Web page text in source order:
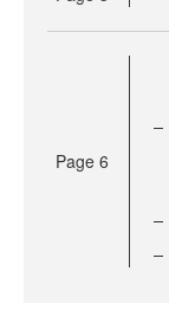
Page 6